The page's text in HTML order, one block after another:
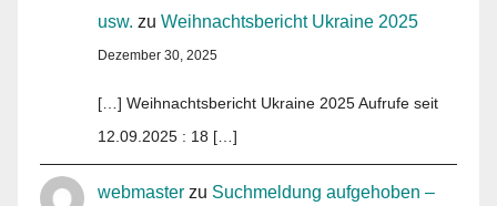
usw. zu Weihnachtsbericht Ukraine 2025
Dezember 30, 2025
[…] Weihnachtsbericht Ukraine 2025 Aufrufe seit
12.09.2025 : 18 […]
webmaster zu Suchmeldung aufgehoben –